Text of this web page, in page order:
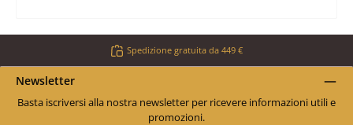
Spedizione gratuita da 449 €
Newsletter
Basta iscriversi alla nostra newsletter per ricevere informazioni utili e
promozioni.